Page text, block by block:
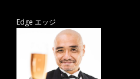
Edge エッジ